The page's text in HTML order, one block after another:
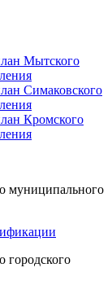
Мытского
Симаковского
Кромского
муниципального
городского